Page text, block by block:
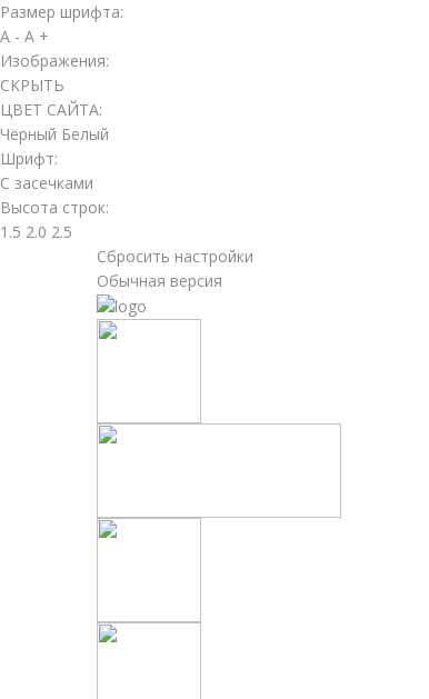
Размер шрифта:
A - A +
Изображения:
СКРЫТЬ
ЦВЕТ САЙТА:
Чёрный Белый
Шрифт:
С засечками
Высота строк:
1.5 2.0 2.5
Сбросить настройки
Обычная версия